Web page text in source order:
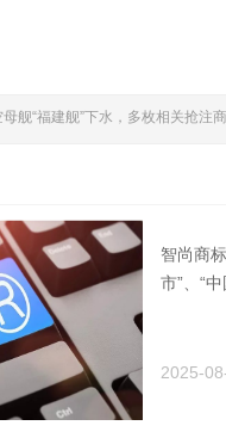
舰“福建舰”下水，多枚相关抢注
智尚商
市”、“
2025-